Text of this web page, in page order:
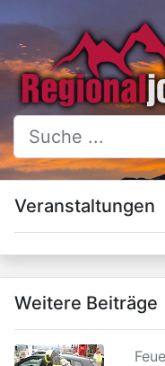
×
Veranstaltungen
Weitere Beiträge